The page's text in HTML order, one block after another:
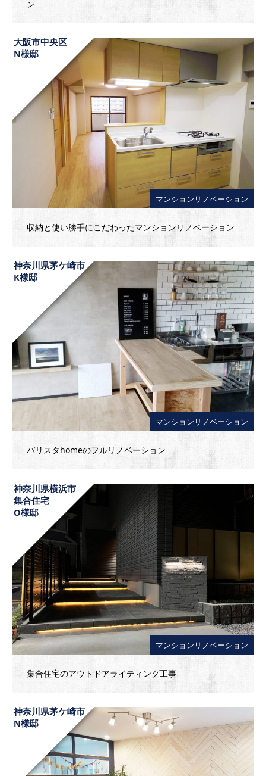
ン
大阪市中央区
N様邸
マンションリノベーション
収納と使い勝手にこだわったマンションリノベーション
神奈川県茅ケ崎市
K様邸
マンションリノベーション
バリスタhomeのフルリノベーション
神奈川県横浜市
集合住宅
O様邸
マンションリノベーション
集合住宅のアウトドアライティング工事
神奈川県茅ケ崎市
N様邸